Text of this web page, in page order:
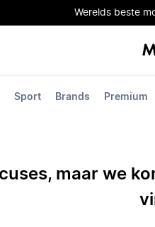
Werelds beste
Sport Brands Premium
maar we